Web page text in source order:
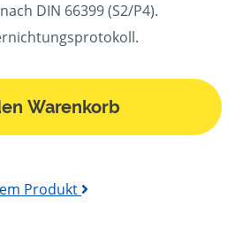
DIN 66399 (S2/P4).
Warenkorb
Produkt